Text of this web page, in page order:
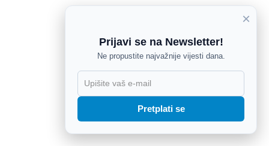
×
Prijavi se na Newsletter!
Ne propustite najvažnije vijesti dana.
Pretplati se